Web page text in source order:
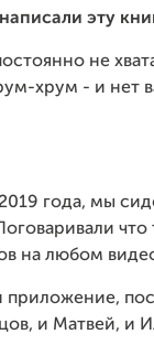
эту
не
хрум - и нет
2019 года, мы
на любом
приложение,
и Матвей, и